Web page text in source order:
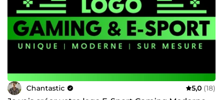
Chantastic 5,0 (18)